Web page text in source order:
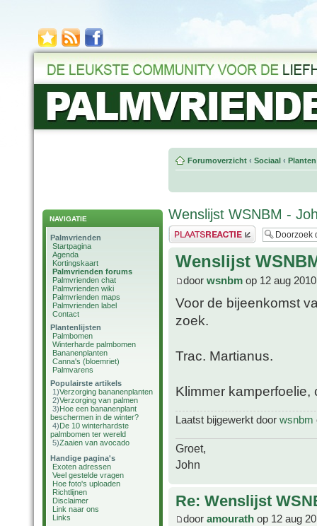
NAVIGATIE
Palmvrienden
Startpagina
Agenda
Kortingskaart
Palmvrienden forums
Palmvrienden chat
Palmvrienden wiki
Palmvrienden maps
Palmvrienden label
Contact
Plantenlijsten
Palmbomen
Winterharde palmbomen
Bananenplanten
Canna's (bloemriet)
Palmvarens
Populairste artikels
1)Verzorging bananenplanten
2)Verzorging van palmen
3)Hoe een bananenplant
beschermen in de winter?
4)De 10 winterhardste
palmbomen ter wereld
5)Zaaien van avocado
Handige pagina's
Exoten adressen
Veel gestelde vragen
Hoe foto's uploaden
Richtlijnen
Disclaimer
Link naar ons
Links
Forumoverzicht ‹ Sociaal ‹
Wenslijst WSNBM -
Plaats een reactie
Wenslijst
door wsnbm op 12 aug
Voor de bijeenkomst
zoek.
Trac. Martianus.
Klimmer kamperfoelie,
Laatst bijgewerkt door wsnbm
Groet,
John
Re: Wenslijst
door amourath op 12 aug